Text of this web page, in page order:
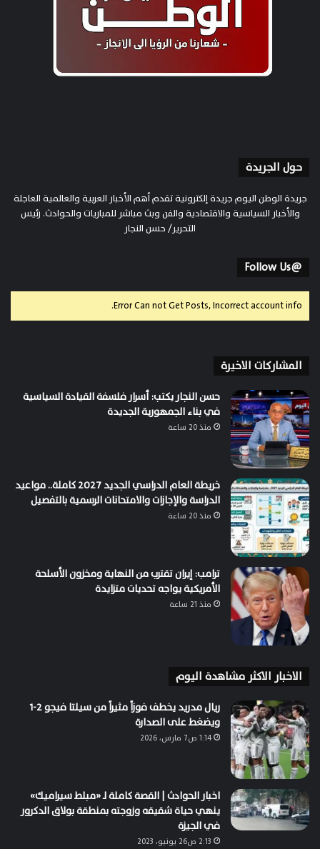
حول الجريدة
جريدة الوطن اليوم جريدة إلكترونية تقدم أهم الأخبار العربية والعالمية العاجلة
والأخبار السياسية والاقتصادية والفن وبث مباشر للمباريات والحوادث. رئيس
التحرير/ حسن النجار
@Follow Us
Error Can not Get Posts, Incorrect account info.
المشاركات الاخيرة
حسن النجار يكتب: أسرار فلسفة القيادة السياسية
في بناء الجمهورية الجديدة
منذ 20 ساعة
خريطة العام الدراسي الجديد 2027 كاملة.. مواعيد
الدراسة والإجازات والامتحانات الرسمية بالتفصيل
منذ 20 ساعة
ترامب: إيران تقترب من النهاية ومخزون الأسلحة
الأمريكية يواجه تحديات متزايدة
منذ 21 ساعة
الاخبار الاكثر مشاهدة اليوم
ريال مدريد يخطف فوزاً مثيراً من سيلتا فيجو 2-1
ويضغط على الصدارة
1:14 ص7 مارس، 2026
اخبار الحوادث | القصة كاملة لـ «مبلط سيراميك»
ينهي حياة شقيقه وزوجته بمنطقة بولاق الدكرور
في الجيزة
2:13 ص26 يونيو، 2023